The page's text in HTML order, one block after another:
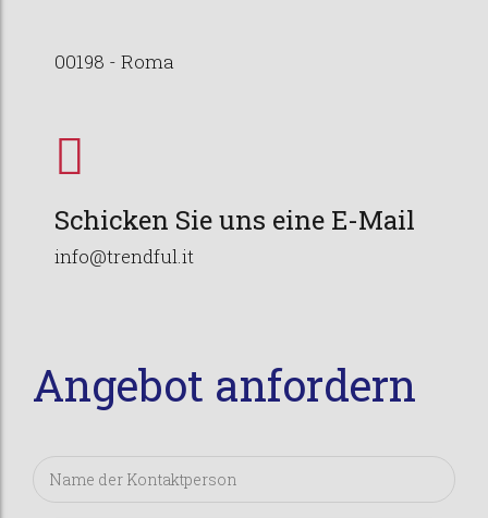
00198 - Roma
Schicken Sie uns eine E-Mail
info@trendful.it
Angebot anfordern